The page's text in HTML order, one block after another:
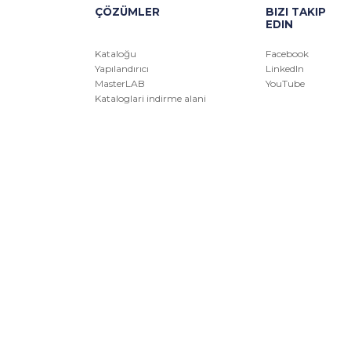
ÇÖZÜMLER
Kataloğu
Yapılandırıcı
MasterLAB
Kataloglari indirme alani
BIZI TAKIP
EDIN
Facebook
LinkedIn
YouTube